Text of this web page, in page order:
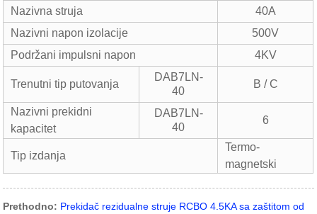
Nazivna struja
40A
Nazivni napon izolacije
500V
Podržani impulsni napon
4KV
Trenutni tip putovanja
DAB7LN-
40
B / C
Nazivni prekidni
kapacitet
DAB7LN-
40
6
Tip izdanja
Termo-
magnetski
Prethodno: Prekidač rezidualne struje RCBO 4.5KA sa zaštitom od